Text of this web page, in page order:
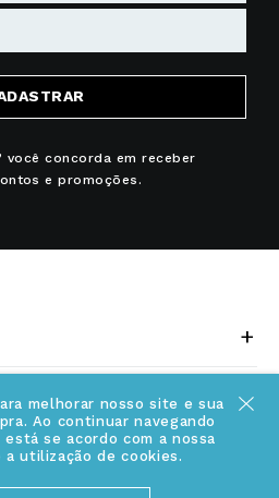
melhorar nosso site e sua
Ao continuar navegando
se acordo com a nossa
utilização de cookies.
você concorda em receber
e promoções.
+
+